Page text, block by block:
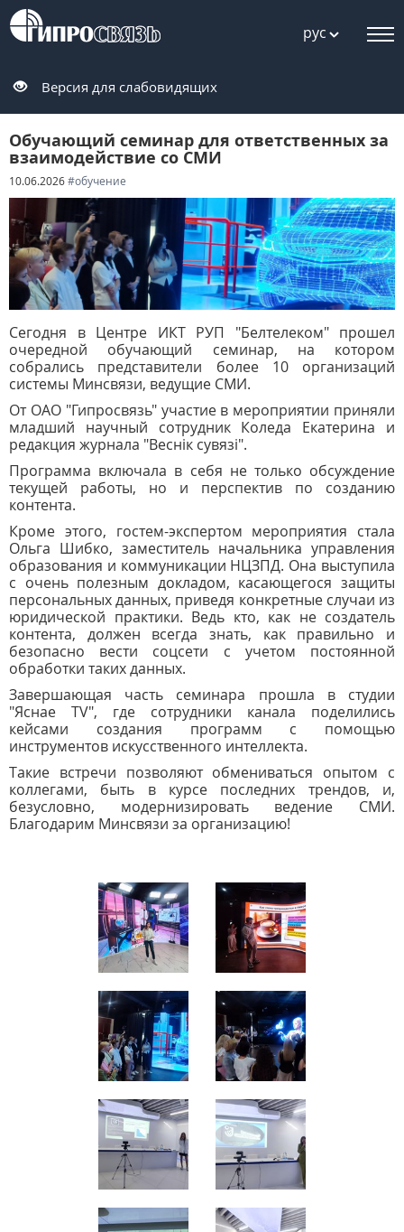
рус
Версия для слабовидящих
Обучающий семинар для ответственных за
взаимодействие со СМИ
10.06.2026#обучение
Сегодня в Центре ИКТ РУП "Белтелеком" прошел
очередной обучающий семинар, на котором
собрались представители более 10 организаций
системы Минсвязи, ведущие СМИ.
От ОАО "Гипросвязь" участие в мероприятии приняли
младший научный сотрудник Коледа Екатерина и
редакция журнала "Веснік сувязі".
Программа включала в себя не только обсуждение
текущей работы, но и перспектив по созданию
контента.
Кроме этого, гостем-экспертом мероприятия стала
Ольга Шибко, заместитель начальника управления
образования и коммуникации НЦЗПД. Она выступила
с очень полезным докладом, касающегося защиты
персональных данных, приведя конкретные случаи из
юридической практики. Ведь кто, как не создатель
контента, должен всегда знать, как правильно и
безопасно вести соцсети с учетом постоянной
обработки таких данных.
Завершающая часть семинара прошла в студии
"Яснае TV", где сотрудники канала поделились
кейсами создания программ с помощью
инструментов искусственного интеллекта.
Такие встречи позволяют обмениваться опытом с
коллегами, быть в курсе последних трендов, и,
безусловно, модернизировать ведение СМИ.
Благодарим Минсвязи за организацию!